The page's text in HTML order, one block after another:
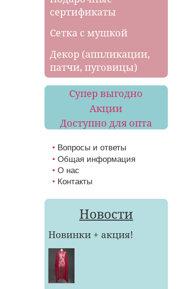
сертификаты
Сетка с мушкой
Декор (аппликации,
патчи, пуговицы)
Супер выгодно
Акции
Доступно для опта
Вопросы и ответы
Общая информация
О нас
Контакты
Новости
Новинки + акция!